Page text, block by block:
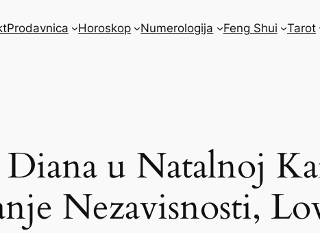
Prodavnica Horoskop Numerologija Feng Shui Tarot
u Natalnoj
Nezavisnosti,